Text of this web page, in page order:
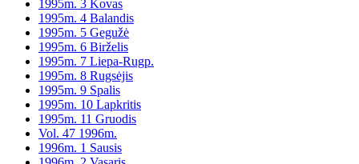
1995m. 3 Kovas
1995m. 4 Balandis
1995m. 5 Gegužė
1995m. 6 Birželis
1995m. 7 Liepa-Rugp.
1995m. 8 Rugsėjis
1995m. 9 Spalis
1995m. 10 Lapkritis
1995m. 11 Gruodis
Vol. 47 1996m.
1996m. 1 Sausis